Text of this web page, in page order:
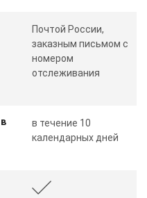
Почтой России,
заказным письмом с
номером
отслеживания
в течение 10
календарных дней